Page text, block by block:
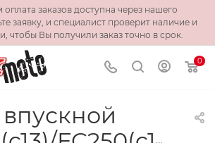
заказов доступна через нашего
заявку, и специалист проверит наличие и
чтобы Вы получили заказ точно в срок.
0